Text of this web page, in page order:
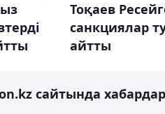
Тоқаев
санкциялар
айтты
сайтында